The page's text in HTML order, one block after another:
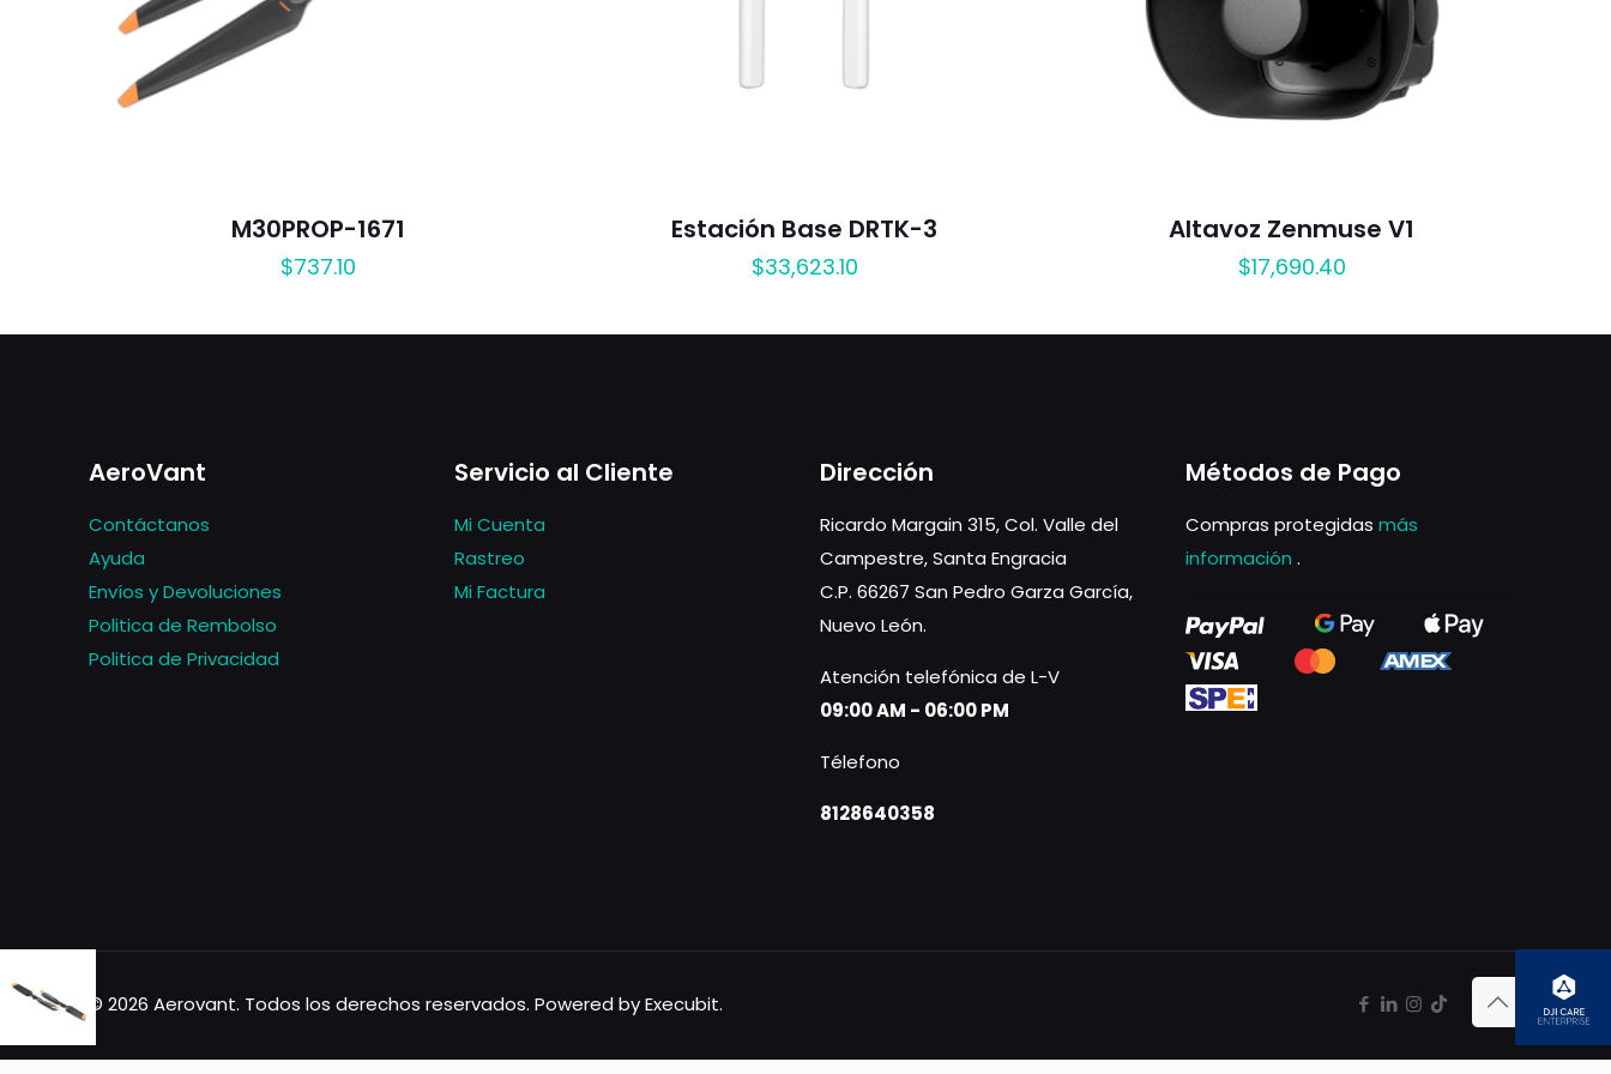
M30PROP-1671
$737.10
Estación Base DRTK-3
$33,623.10
Altavoz Zenmuse V1
$17,690.40
AeroVant
Contáctanos
Ayuda
Envíos y Devoluciones
Politica de Rembolso
Politica de Privacidad
Servicio al Cliente
Mi Cuenta
Rastreo
Mi Factura
Dirección
Ricardo Margain 315, Col. Valle del
Campestre, Santa Engracia
C.P. 66267 San Pedro Garza García,
Nuevo León.
Atención telefónica de L-V
09:00 AM - 06:00 PM
Télefono
8128640358
Métodos de Pago
Compras protegidas más
información .
© 2026 Aerovant. Todos los derechos reservados. Powered by Execubit.